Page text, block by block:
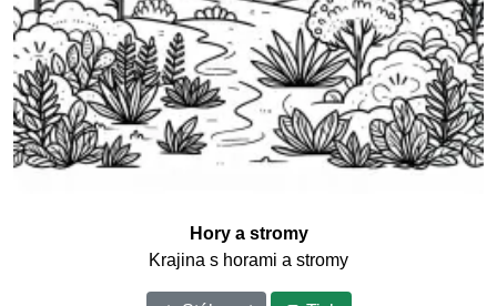
Hory a stromy
Krajina s horami a stromy